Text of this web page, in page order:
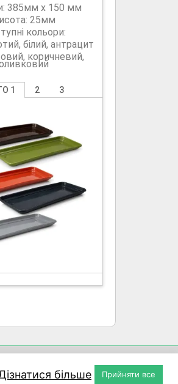
385мм х 150 мм
25мм
кольори:
білий, антрацит
коричневий,
1 2 3
більше Прийняти все